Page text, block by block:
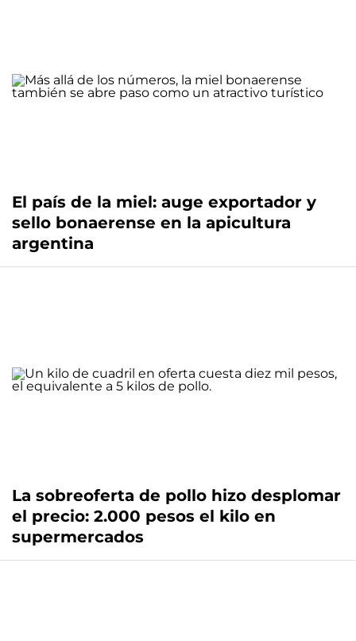
El país de la miel: auge exportador y
sello bonaerense en la apicultura
argentina
La sobreoferta de pollo hizo desplomar
el precio: 2.000 pesos el kilo en
supermercados